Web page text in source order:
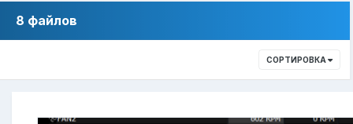
8 файлов
СОРТИРОВКА